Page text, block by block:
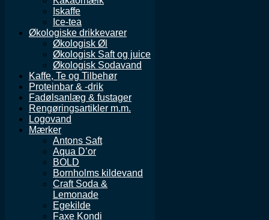
Iskaffe
Ice-tea
Økologiske drikkevarer
Økologisk Øl
Økologisk Saft og juice
Økologisk Sodavand
Kaffe, Te og Tilbehør
Proteinbar & -drik
Fadølsanlæg & fustager
Rengøringsartikler m.m.
Logovand
Mærker
Antons Saft
Aqua D’or
BOLD
Bornholms kildevand
Craft Soda &
Lemonade
Egekilde
Faxe Kondi